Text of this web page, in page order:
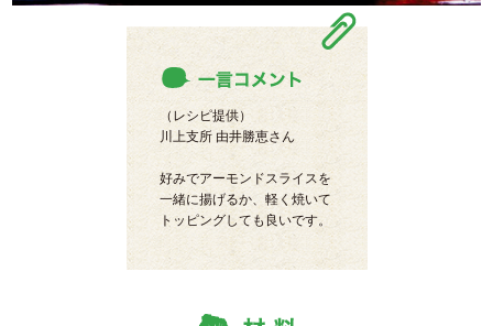
（レシピ提供）
川上支所 由井勝恵さん
好みでアーモンドスライスを
一緒に揚げるか、軽く焼いて
トッピングしても良いです。